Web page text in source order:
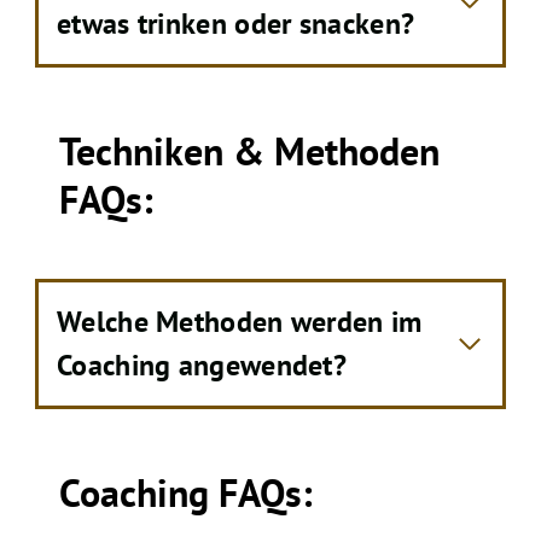
etwas trinken oder snacken?
Techniken & Methoden
FAQs:
Welche Methoden werden im
Coaching angewendet?
Coaching FAQs: